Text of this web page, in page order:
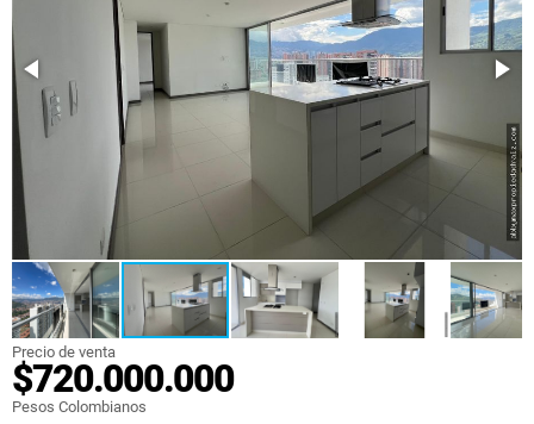
Precio de venta
$720.000.000
Pesos Colombianos